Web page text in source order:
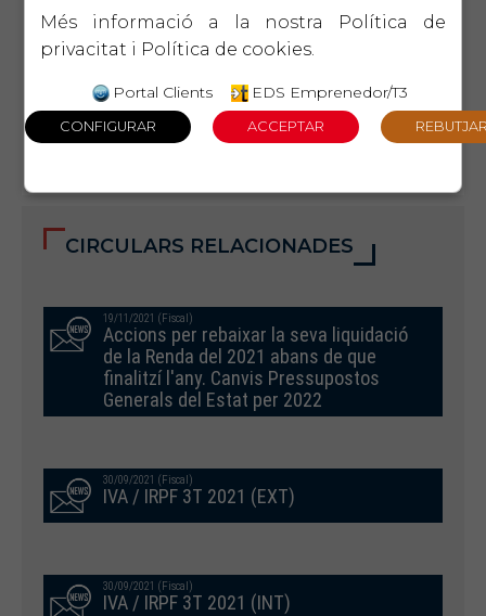
Departament Fiscal
CIRCULARS RELACIONADES
19/11/2021 (Fiscal)
Accions per rebaixar la seva liquidació
de la Renda del 2021 abans de que
finalitzí l'any. Canvis Pressupostos
Generals del Estat per 2022
30/09/2021 (Fiscal)
IVA / IRPF 3T 2021 (EXT)
30/09/2021 (Fiscal)
IVA / IRPF 3T 2021 (INT)
Més informació a la nostra
Política de
privacitat i Política de cookies.
Portal Clients EDS Emprenedor/T3